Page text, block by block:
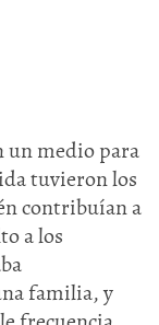
un medio para
tuvieron los
contribuían a
a los
familia, y